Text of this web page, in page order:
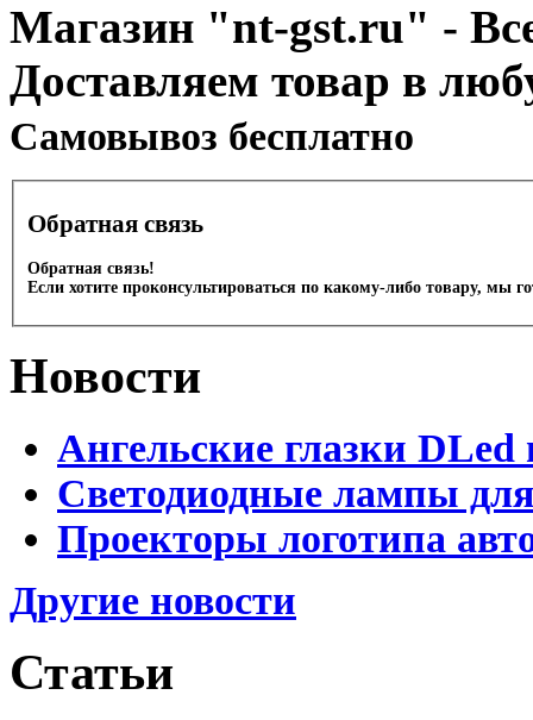
Магазин "nt-gst.ru" -
Доставляем товар в
Cамовывоз бесплатно
Обратная связь
Обратная связь!
Если хотите проконсультироваться по какому-либо товару, мы
Новости
Ангельские глазки DLed
Светодиодные лампы
Проекторы логотипа
Другие новости
Статьи